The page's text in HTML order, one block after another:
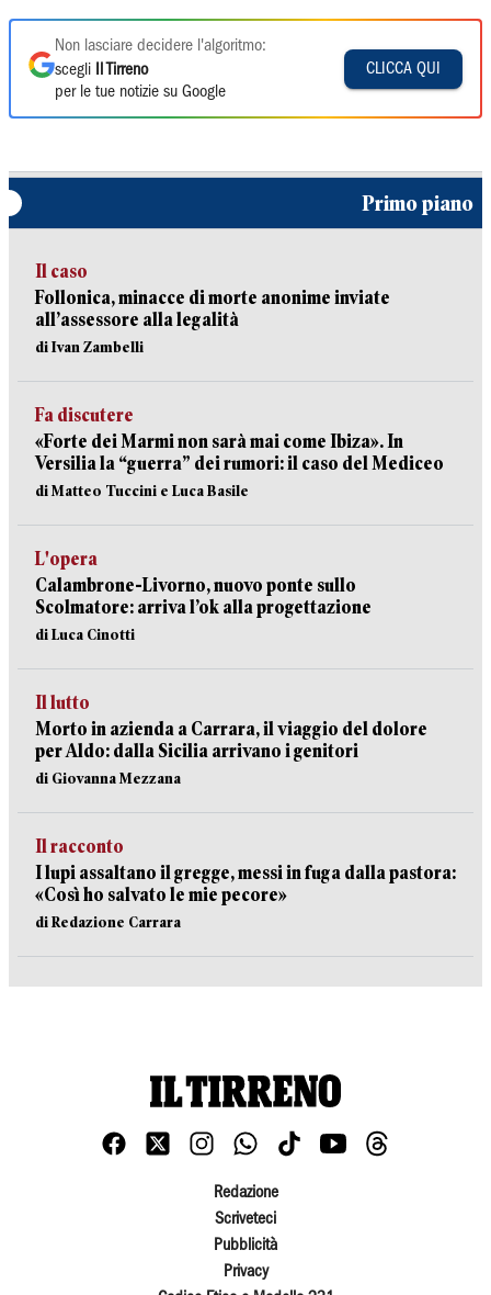
Non lasciare decidere l'algoritmo:
scegli
Il Tirreno
per le tue notizie su Google
CLICCA QUI
Primo piano
Il caso
Follonica, minacce di morte anonime inviate
all’assessore alla legalità
di Ivan Zambelli
Fa discutere
«Forte dei Marmi non sarà mai come Ibiza». In
Versilia la “guerra” dei rumori: il caso del Mediceo
di Matteo Tuccini e Luca Basile
L'opera
Calambrone-Livorno, nuovo ponte sullo
Scolmatore: arriva l’ok alla progettazione
di Luca Cinotti
Il lutto
Morto in azienda a Carrara, il viaggio del dolore
per Aldo: dalla Sicilia arrivano i genitori
di Giovanna Mezzana
Il racconto
I lupi assaltano il gregge, messi in fuga dalla pastora:
«Così ho salvato le mie pecore»
di Redazione Carrara
Redazione
Scriveteci
Pubblicità
Privacy